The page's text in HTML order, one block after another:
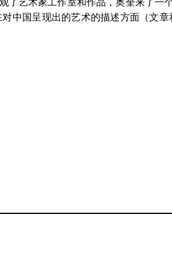
中国呈现出的艺术的描述方面（文